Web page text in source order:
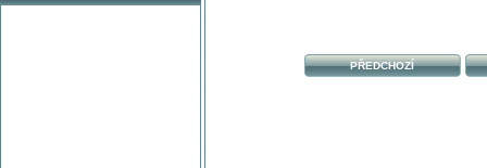
PŘEDCHOZÍ